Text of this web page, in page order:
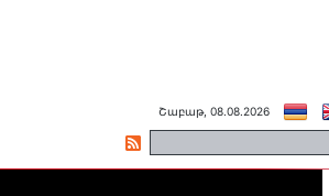
Շաբաթ, 08.08.2026